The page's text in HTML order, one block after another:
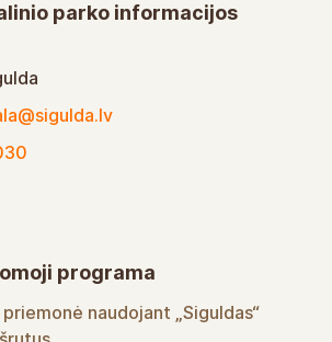
parko informacijos
programa
naudojant „Siguldas“